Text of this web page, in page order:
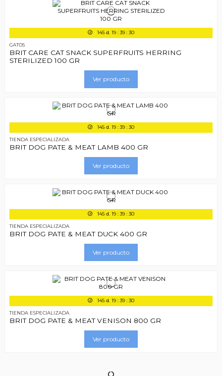
145 d. 19 :39 :29
GATOS
BRIT CARE CAT SNACK SUPERFRUITS HERRING
STERILIZED 100 GR
Ver producto
145 d. 19 :39 :29
TIENDA ESPECIALIZADA
BRIT DOG PATE & MEAT LAMB 400 GR
Ver producto
145 d. 19 :39 :29
TIENDA ESPECIALIZADA
BRIT DOG PATE & MEAT DUCK 400 GR
Ver producto
145 d. 19 :39 :29
TIENDA ESPECIALIZADA
BRIT DOG PATE & MEAT VENISON 800 GR
Ver producto